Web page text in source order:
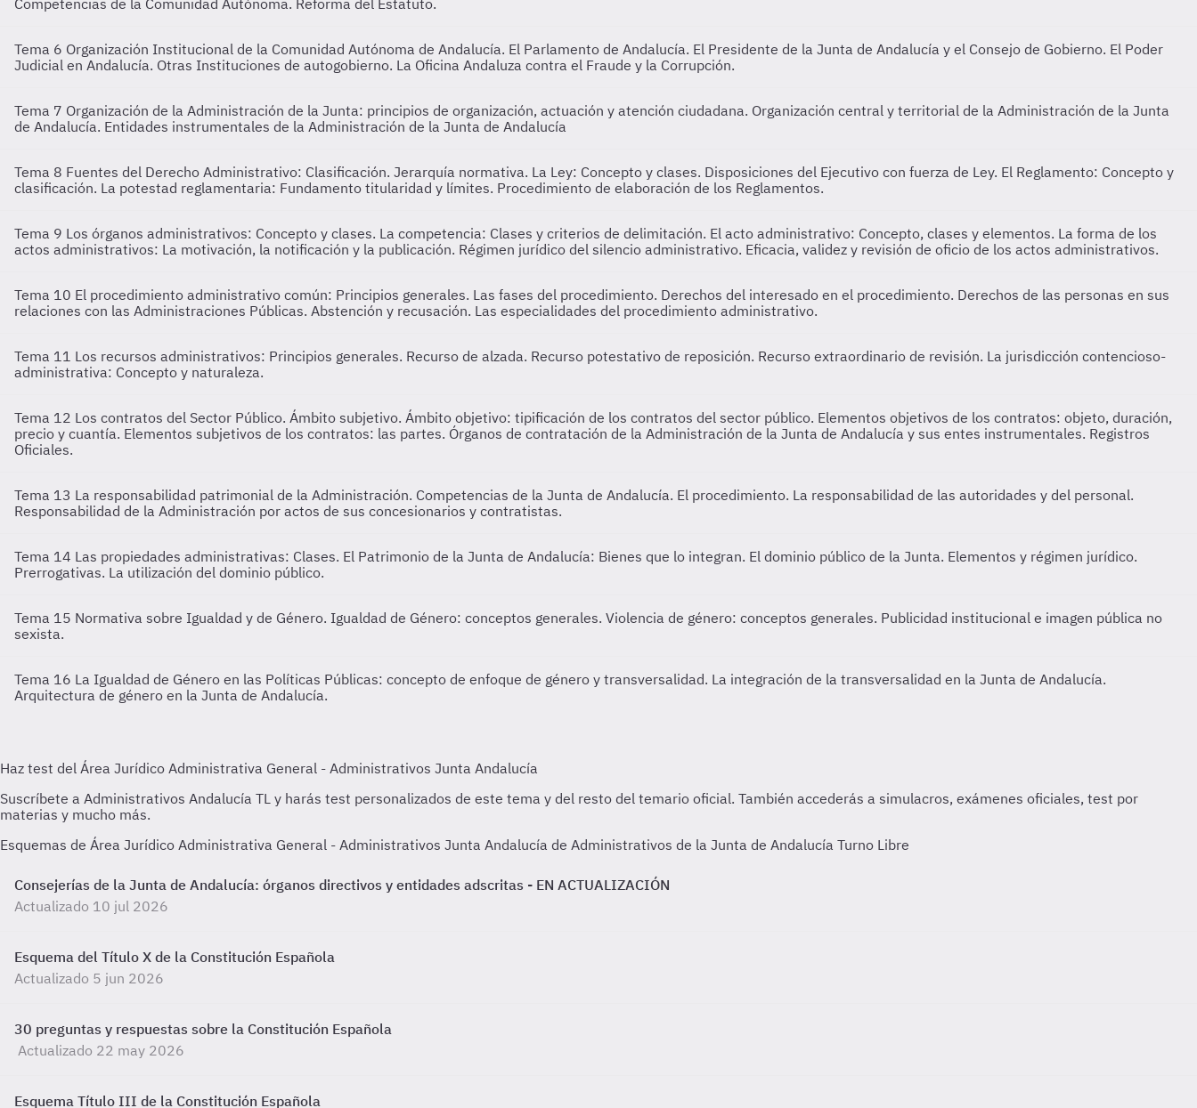
Competencias de la Comunidad Autónoma. Reforma del Estatuto.
Tema 6 Organización Institucional de la Comunidad Autónoma de Andalucía. El Parlamento de Andalucía. El Presidente de la Junta de Andalucía y el Consejo de Gobierno. El Poder
Judicial en Andalucía. Otras Instituciones de autogobierno. La Oficina Andaluza contra el Fraude y la Corrupción.
Tema 7 Organización de la Administración de la Junta: principios de organización, actuación y atención ciudadana. Organización central y territorial de la Administración de la Junta
de Andalucía. Entidades instrumentales de la Administración de la Junta de Andalucía
Tema 8 Fuentes del Derecho Administrativo: Clasificación. Jerarquía normativa. La Ley: Concepto y clases. Disposiciones del Ejecutivo con fuerza de Ley. El Reglamento: Concepto y
clasificación. La potestad reglamentaria: Fundamento titularidad y límites. Procedimiento de elaboración de los Reglamentos.
Tema 9 Los órganos administrativos: Concepto y clases. La competencia: Clases y criterios de delimitación. El acto administrativo: Concepto, clases y elementos. La forma de los
actos administrativos: La motivación, la notificación y la publicación. Régimen jurídico del silencio administrativo. Eficacia, validez y revisión de oficio de los actos administrativos.
Tema 10 El procedimiento administrativo común: Principios generales. Las fases del procedimiento. Derechos del interesado en el procedimiento. Derechos de las personas en sus
relaciones con las Administraciones Públicas. Abstención y recusación. Las especialidades del procedimiento administrativo.
Tema 11 Los recursos administrativos: Principios generales. Recurso de alzada. Recurso potestativo de reposición. Recurso extraordinario de revisión. La jurisdicción contencioso-
administrativa: Concepto y naturaleza.
Tema 12 Los contratos del Sector Público. Ámbito subjetivo. Ámbito objetivo: tipificación de los contratos del sector público. Elementos objetivos de los contratos: objeto, duración,
precio y cuantía. Elementos subjetivos de los contratos: las partes. Órganos de contratación de la Administración de la Junta de Andalucía y sus entes instrumentales. Registros
Oficiales.
Tema 13 La responsabilidad patrimonial de la Administración. Competencias de la Junta de Andalucía. El procedimiento. La responsabilidad de las autoridades y del personal.
Responsabilidad de la Administración por actos de sus concesionarios y contratistas.
Tema 14 Las propiedades administrativas: Clases. El Patrimonio de la Junta de Andalucía: Bienes que lo integran. El dominio público de la Junta. Elementos y régimen jurídico.
Prerrogativas. La utilización del dominio público.
Tema 15 Normativa sobre Igualdad y de Género. Igualdad de Género: conceptos generales. Violencia de género: conceptos generales. Publicidad institucional e imagen pública no
sexista.
Tema 16 La Igualdad de Género en las Políticas Públicas: concepto de enfoque de género y transversalidad. La integración de la transversalidad en la Junta de Andalucía.
Arquitectura de género en la Junta de Andalucía.
Esquemas de Área Jurídico Administrativa General - Administrativos Junta Andalucía de Administrativos de la Junta de Andalucía Turno Libre
Consejerías de la Junta de Andalucía: órganos directivos y entidades adscritas - EN ACTUALIZACIÓN
Actualizado 10 jul 2026
Esquema del Título X de la Constitución Española
Actualizado 5 jun 2026
30 preguntas y respuestas sobre la Constitución Española
Actualizado 22 may 2026
Esquema Título III de la Constitución Española